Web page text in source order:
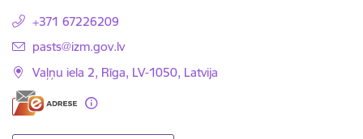
+371 67226209
E-pasts:
pasts@izm.gov.lv
Vaļņu iela 2, Rīga, LV-1050, Latvija